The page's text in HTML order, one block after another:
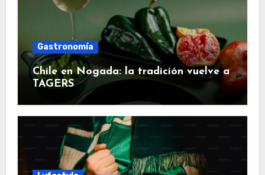
Gastronomía
Chile en Nogada: la tradición vuelve a
TAGERS